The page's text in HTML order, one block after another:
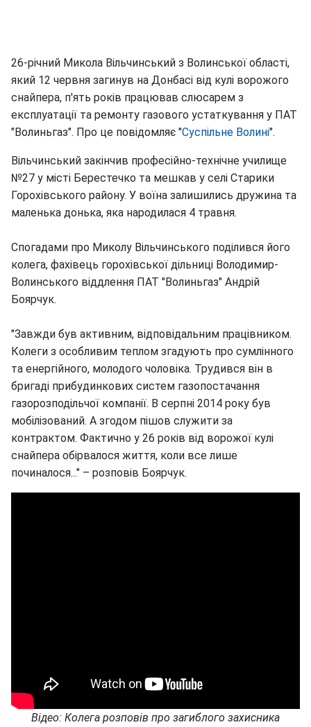
26-річний Микола Вільчинський з Волинської області,
який 12 червня загинув на Донбасі від кулі ворожого
снайпера, п'ять років працював слюсарем з
експлуатації та ремонту газового устаткування у ПАТ
"Волиньгаз". Про це повідомляє "Суспільне Волині".
Вільчинський закінчив професійно-технічне училище
№27 у місті Берестечко та мешкав у селі Старики
Горохівського району. У воїна залишились дружина та
маленька донька, яка народилася 4 травня.
Спогадами про Миколу Вільчинського поділився його
колега, фахівець горохівської дільниці Володимир-
Волинського віддлення ПАТ "Волиньгаз" Андрій
Боярчук.
"Завжди був активним, відповідальним працівником.
Колеги з особливим теплом згадують про сумлінного
та енергійного, молодого чоловіка. Трудився він в
бригаді прибудинкових систем газопостачання
газорозподільчої компанії. В серпні 2014 року був
мобілізований. А згодом пішов служити за
контрактом. Фактично у 26 років від ворожої кулі
снайпера обірвалося життя, коли все лише
починалося..." – розповів Боярчук.
Відео: Колега розповів про загиблого захисника